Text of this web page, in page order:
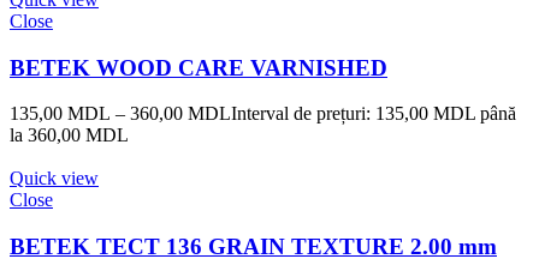
Close
BETEK WOOD CARE VARNISHED
135,00 MDL – 360,00 MDLInterval de prețuri: 135,00 MDL până
la 360,00 MDL
Quick view
Close
BETEK TECT 136 GRAIN TEXTURE 2.00 mm